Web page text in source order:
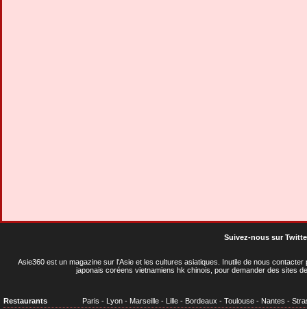
Suivez-nous sur
Asie360 est un magazine sur l'Asie et les cultures asiatiques . Inutile de nous
japonais coréens vietnamiens hk chinois, pour demander des sites
Restaurants Paris - Lyon - Marseille - Lille - Bordeaux - Toulouse - Nantes -